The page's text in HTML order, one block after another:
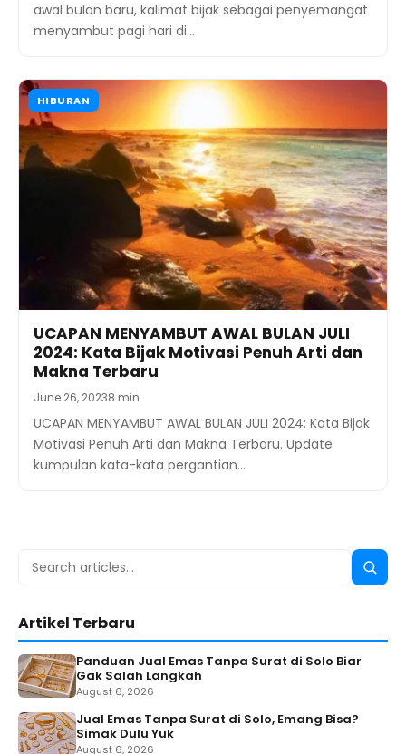
awal bulan baru, kalimat bijak sebagai penyemangat
menyambut pagi hari di…
HIBURAN
UCAPAN MENYAMBUT AWAL BULAN JULI
2024: Kata Bijak Motivasi Penuh Arti dan
Makna Terbaru
June 26, 20238 min
UCAPAN MENYAMBUT AWAL BULAN JULI 2024: Kata Bijak
Motivasi Penuh Arti dan Makna Terbaru. Update
kumpulan kata-kata pergantian…
Search
Search
Artikel Terbaru
Panduan Jual Emas Tanpa Surat di Solo Biar
Gak Salah Langkah
August 6, 2026
Jual Emas Tanpa Surat di Solo, Emang Bisa?
Simak Dulu Yuk
August 6, 2026